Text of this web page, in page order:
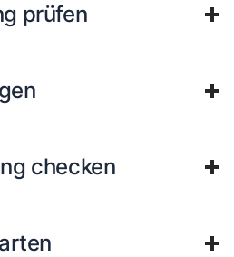
prüfen
checken